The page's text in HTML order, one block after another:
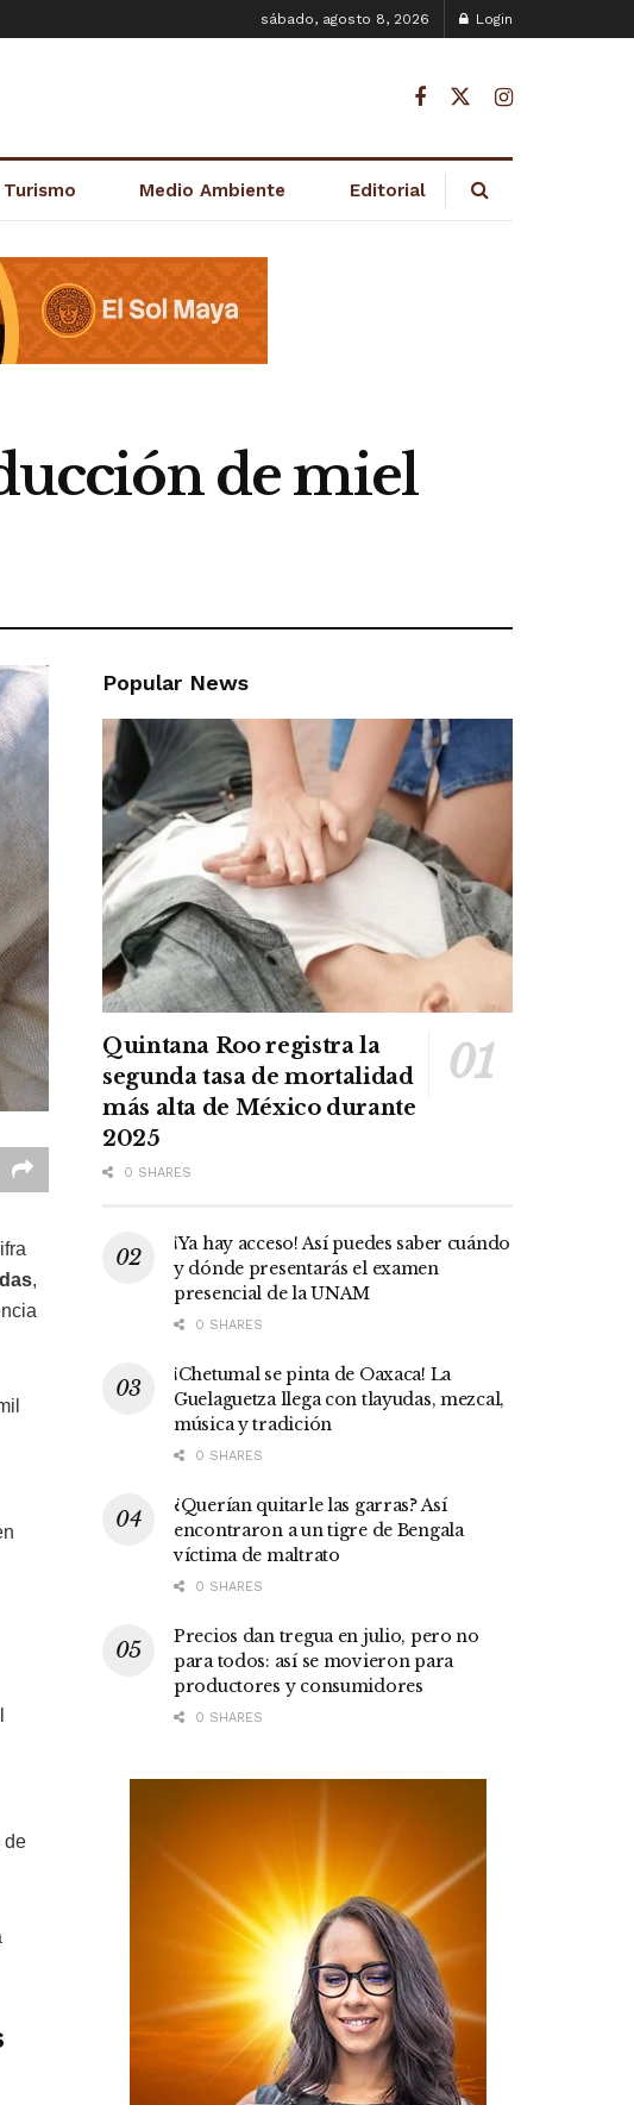
sábado, agosto 8, 2026 Login
Turismo Medio Ambiente Editorial
de miel
,
de
Popular News
Quintana Roo registra la
segunda tasa de mortalidad
más alta de México durante
2025
0 SHARES
¡Ya hay acceso! Así puedes saber cuándo
y dónde presentarás el examen
presencial de la UNAM
0 SHARES
¡Chetumal se pinta de Oaxaca! La
Guelaguetza llega con tlayudas, mezcal,
música y tradición
0 SHARES
¿Querían quitarle las garras? Así
encontraron a un tigre de Bengala
víctima de maltrato
0 SHARES
Precios dan tregua en julio, pero no
para todos: así se movieron para
productores y consumidores
0 SHARES